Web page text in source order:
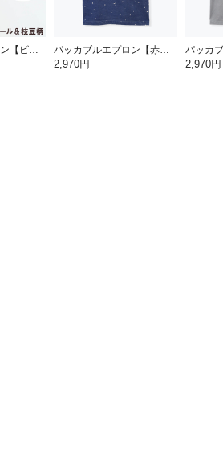
パッカブルエプロン【ビール＆枝豆】 パッカブルエプロン【赤富士】
2,970円 2,970円